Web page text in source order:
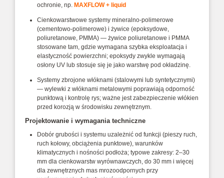
ochronie, np. MAXFLOW + liquid
Cienkowarstwowe systemy mineralno‑polimerowe
(cementowo‑polimerowe) i żywice (epoksydowe,
poliuretanowe, PMMA) — żywice poliuretanowe i PMMA
stosowane tam, gdzie wymagana szybka eksploatacja i
elastyczność powierzchni; epoksydy zwykle wymagają
osłony UV lub stosuje się je jako warstwę pod okładzinę.
Systemy zbrojone włóknami (stalowymi lub syntetycznymi)
— wylewki z włóknami metalowymi poprawiają odporność
punktową i kontrolę rys; ważne jest zabezpieczenie włókien
przed korozją w środowisku zewnętrznym.
Projektowanie i wymagania techniczne
Dobór grubości i systemu uzależnić od funkcji (pieszy ruch,
ruch kołowy, obciążenia punktowe), warunków
klimatycznych i nośności podłoża; typowe zakresy: 2–30
mm dla cienkowarstw wyrównawczych, do 30 mm i więcej
dla zewnętrznych mas mrozoodpornych przy